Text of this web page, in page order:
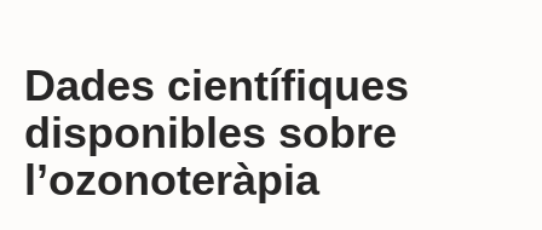
Dades científiques
disponibles sobre
l’ozonoteràpia